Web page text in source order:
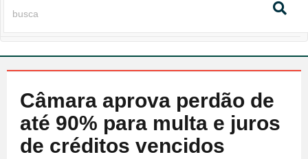
Câmara aprova perdão de
até 90% para multa e juros
de créditos vencidos